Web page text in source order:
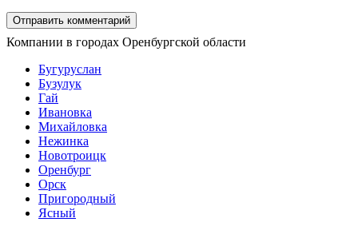
Компании в городах Оренбургской области
Бугуруслан
Бузулук
Гай
Ивановка
Михайловка
Нежинка
Новотроицк
Оренбург
Орск
Пригородный
Ясный